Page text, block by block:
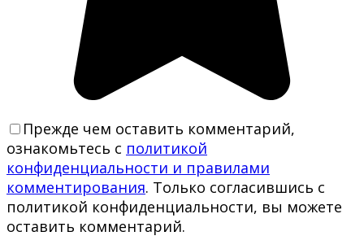
Прежде чем оставить комментарий,
ознакомьтесь с политикой
конфиденциальности и правилами
комментирования. Только согласившись с
политикой конфиденциальности, вы можете
оставить комментарий.